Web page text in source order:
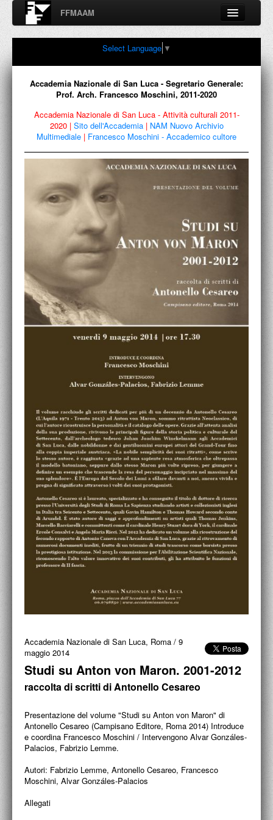
FFMAAM
Fondo Francesco Moschini
A.A.M. Architettura Arte Moderna
Percorsi, nodi, sconfinamenti e contaminazioni tra Arte,
FFMAAM
FRANCESCO MOSCHINI
PUBBLICAZIONI
CONFERENZE
COLLEZIONE
ACCADEMIA NAZIONALE DI SAN LUCA
I.E.D. / ROMA
POLITECNICO DI BARI
BIBLIOTECA FRANCESCO MOSCHINI
A.A.M. ARCHITETTURA ARTE MODERNA
MOSTRE
ARTISTI
DUETTI / DUELLI
LABORATORI DI PROGETTAZIONE
PROGETTI D'OPERA
PROGETTI CULTURALI
Select Language ▼
Accademia Nazionale di San Luca - Segretario Generale:
Prof. Arch. Francesco Moschini, 2011-2020
Accademia Nazionale di San Luca - Attività culturali 2011-
2020 | Sito dell'Accademia | NAM Nuovo Archivio
Multimediale | Francesco Moschini - Accademico cultore
Accademia Nazionale di San Luca, Roma / 9
maggio 2014
Studi su Anton von Maron. 2001-2012
raccolta di scritti di Antonello Cesareo
Presentazione del volume "Studi su Anton von Maron" di
Antonello Cesareo (Campisano Editore, Roma 2014) Introduce
e coordina Francesco Moschini / Intervengono Alvar Gonzáles-
Palacios, Fabrizio Lemme.
Autori: Fabrizio Lemme, Antonello Cesareo, Francesco
Moschini, Alvar Gonzáles-Palacios
Allegati